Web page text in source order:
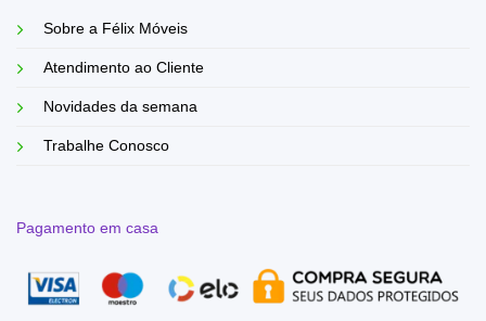
Sobre a Félix Móveis
Atendimento ao Cliente
Novidades da semana
Trabalhe Conosco
Pagamento em casa